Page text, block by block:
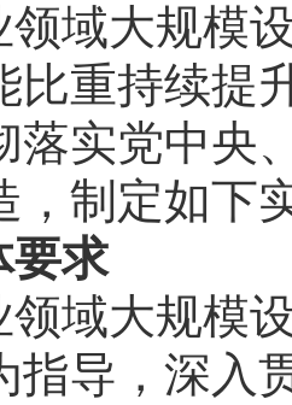
领域大规模
比重持续提
落实党中央
，制定如下
要求
领域大规模
指导，深入